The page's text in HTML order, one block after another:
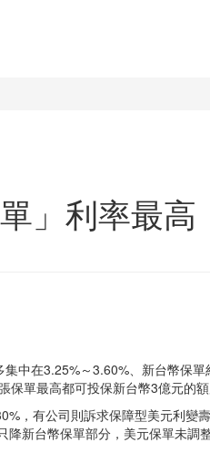
」利率最高
中在3.25%～3.60%、新台幣保單
單最高都可投保新台幣3億元的額
，有公司則訴求保障型美元利變
新台幣保單部分，美元保單未調整